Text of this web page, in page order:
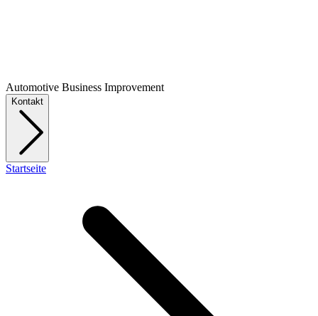
Automotive Business Improvement
Kontakt
Startseite